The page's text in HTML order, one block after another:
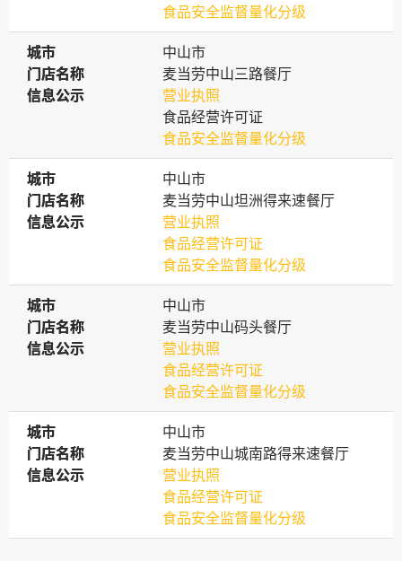
食品安全监督量化分级
城市
城市
中山市
门店名称
门店名称
麦当劳中山三路餐厅
信息公示
信息公示
营业执照
食品经营许可证
食品安全监督量化分级
城市
城市
中山市
门店名称
门店名称
麦当劳中山坦洲得来速餐厅
信息公示
信息公示
营业执照
食品经营许可证
食品安全监督量化分级
城市
城市
中山市
门店名称
门店名称
麦当劳中山码头餐厅
信息公示
信息公示
营业执照
食品经营许可证
食品安全监督量化分级
城市
城市
中山市
门店名称
门店名称
麦当劳中山城南路得来速餐厅
信息公示
信息公示
营业执照
食品经营许可证
食品安全监督量化分级